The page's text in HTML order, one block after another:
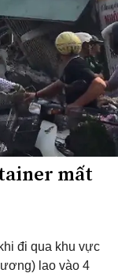
mất
đi qua khu vực
lao vào 4